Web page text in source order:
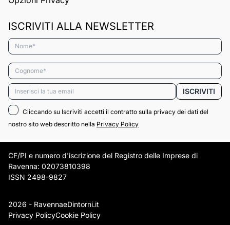
ISCRIVITI ALLA NEWSLETTER
Nome*
Cognome*
Email* ISCRIVITI
Cliccando su Iscriviti accetti il contratto sulla privacy dei dati del
nostro sito web descritto nella Privacy Policy
CF/PI e numero d'iscrizione del Registro delle Imprese di
Ravenna: 02073810398
ISSN 2498-9827
2026 - RavennaeDintorni.it
Privacy PolicyCookie Policy